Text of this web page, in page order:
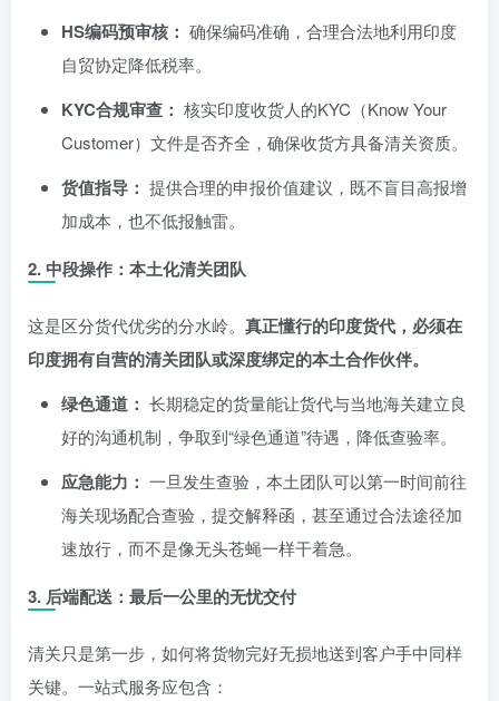
HS编码预审核： 确保编码准确，合理合法地利用印度
自贸协定降低税率。
KYC合规审查： 核实印度收货人的KYC（Know Your
Customer）文件是否齐全，确保收货方具备清关资质。
货值指导： 提供合理的申报价值建议，既不盲目高报增
加成本，也不低报触雷。
2. 中段操作：本土化清关团队
这是区分货代优劣的分水岭。 真正懂行的印度货代，必须在
印度拥有自营的清关团队或深度绑定的本土合作伙伴。
绿色通道： 长期稳定的货量能让货代与当地海关建立良
好的沟通机制，争取到“绿色通道”待遇，降低查验率。
应急能力： 一旦发生查验，本土团队可以第一时间前往
海关现场配合查验，提交解释函，甚至通过合法途径加
速放行，而不是像无头苍蝇一样干着急。
3. 后端配送：最后一公里的无忧交付
清关只是第一步，如何将货物完好无损地送到客户手中同样
关键。一站式服务应包含：